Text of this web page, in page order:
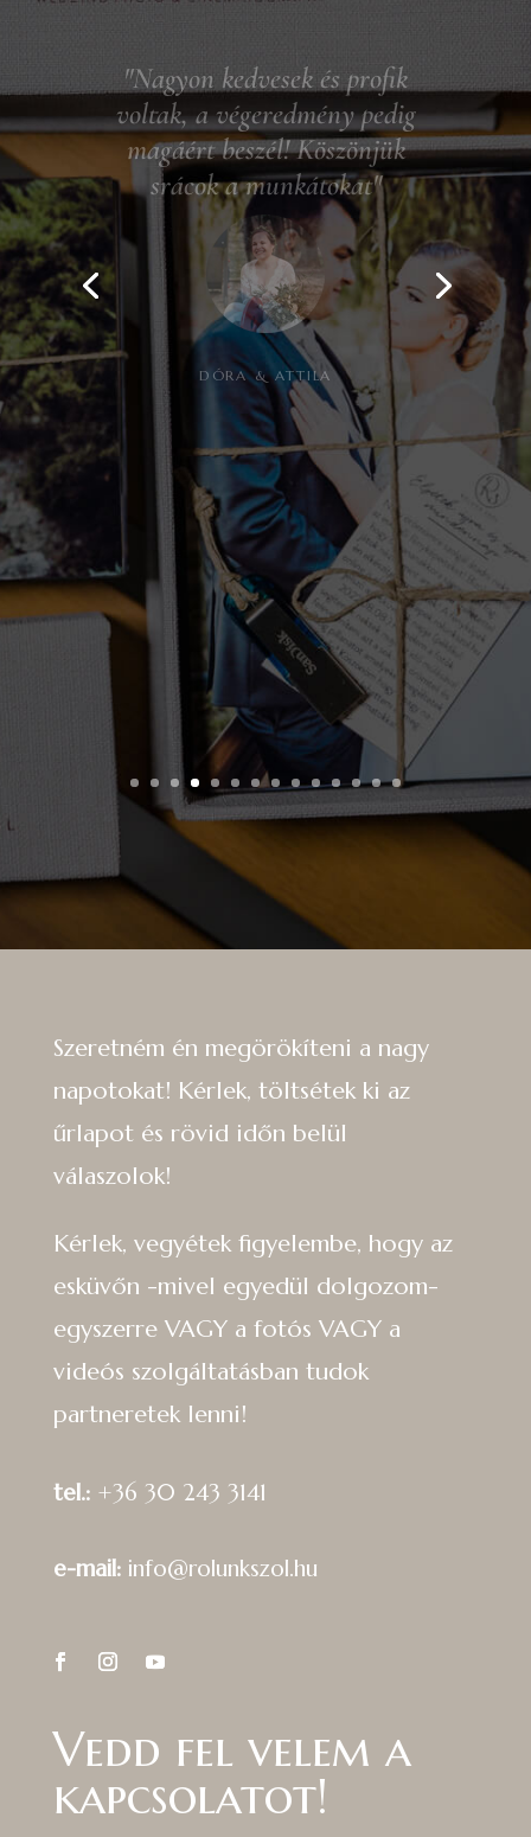
esküvőnkre Őt választottuk.
a kommunikáció is gyors
volt. A videók pedig
szuperek lettek, figyelembe
vette a személyes
kéréseinket is! A highlights
videónk a nagy kedvencem!
Csak ajánlani tudom
minden házasulandó
párnak 🙂 köszönjük még
egyszer!!!"
KATA & MANUEL
Szeretném én megörökíteni a nagy
napotokat! Kérlek, töltsétek ki az
űrlapot és rövid időn belül
válaszolok!
Kérlek, vegyétek figyelembe, hogy az
esküvőn -mivel egyedül dolgozom-
egyszerre VAGY a fotós VAGY a
videós szolgáltatásban tudok
partneretek lenni!
tel.:+36 30 243 3141
e-mail:info@rolunkszol.hu
Vedd fel velem a
kapcsolatot!